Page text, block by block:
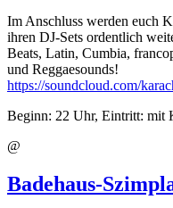
Im Anschluss werden euch
ihren DJ-Sets ordentlich
Beats, Latin, Cumbia,
und Reggaesounds!
https://soundcloud.com/
Beginn: 22 Uhr, Eintritt: mit
@
Badehaus-